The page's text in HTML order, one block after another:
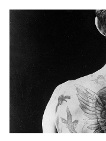
I MIEI PREFERITI
CALENDARIO
AREA PERSONALE